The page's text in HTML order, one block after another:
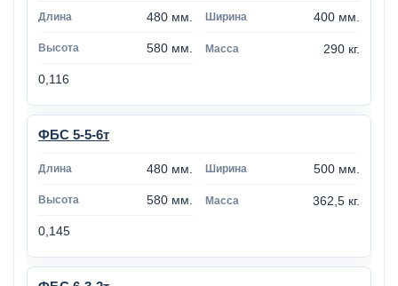
480 мм. 400 мм.
580 мм. 290 кг.
0,116
ФБС 5-5-6т
480 мм. 500 мм.
580 мм. 362,5 кг.
0,145